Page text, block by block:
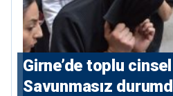
Girne’de toplu cinsel
Savunmasız